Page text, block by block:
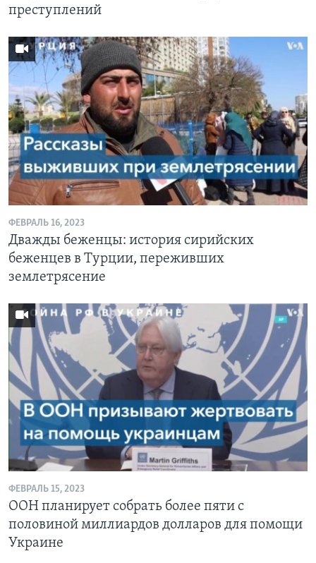
преступлений
ФЕВРАЛЬ 16, 2023
Дважды беженцы: история сирийских
беженцев в Турции, переживших
землетрясение
ФЕВРАЛЬ 15, 2023
ООН планирует собрать более пяти с
половиной миллиардов долларов для помощи
Украине